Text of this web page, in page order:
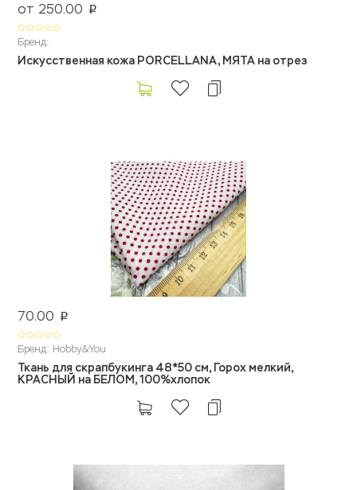
от 250.00 p
Бренд:
Искусственная кожа PORCELLANA, МЯТА на отрез
70.00 p
Бренд: Hobby&You
Ткань для скрапбукинга 48*50 см, Горох мелкий,
КРАСНЫЙ на БЕЛОМ, 100%хлопок